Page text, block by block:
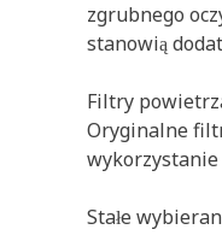
zgrubnego
stanowią
Filtry
Oryginalne
wykorzystanie
Stałe